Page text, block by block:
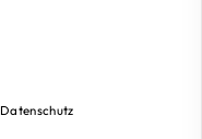
Datenschutz